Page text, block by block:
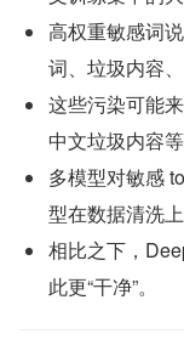
高权重敏感词
词、垃圾内容
这些污染可能
中文垃圾内容等
多模型对敏感
型在数据清洗
相比之下，
此更“干净”。